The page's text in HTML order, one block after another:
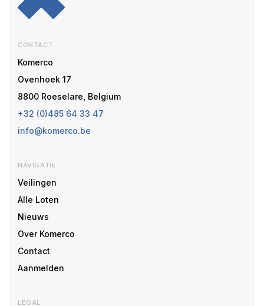
CONTACT
Komerco
Ovenhoek 17
8800 Roeselare, Belgium
+32 (0)485 64 33 47
info@komerco.be
NAVIGATIE
Veilingen
Alle Loten
Nieuws
Over Komerco
Contact
Aanmelden
LEGAL